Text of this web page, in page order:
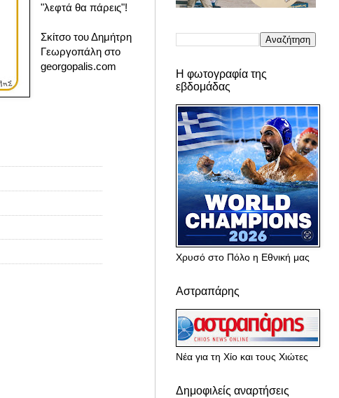
"λεφτά θα πάρεις"!
Σκίτσο του Δημήτρη
Γεωργοπάλη στο
georgopalis.com
Η φωτογραφία της
εβδομάδας
Χρυσό στο Πόλο η Εθνική μας
Αστραπάρης
Νέα για τη Χίο και τους Χιώτες
Δημοφιλείς αναρτήσεις